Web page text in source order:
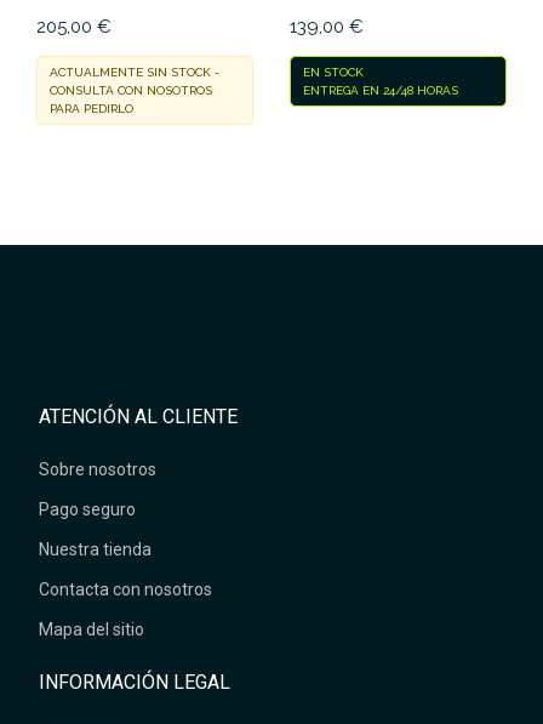
205,00 €
ACTUALMENTE SIN STOCK -
CONSULTA CON NOSOTROS
PARA PEDIRLO
139,00 €
EN STOCK
ENTREGA EN 24/48 HORAS
ATENCIÓN AL CLIENTE
Sobre nosotros
Pago seguro
Nuestra tienda
Contacta con nosotros
Mapa del sitio
INFORMACIÓN LEGAL